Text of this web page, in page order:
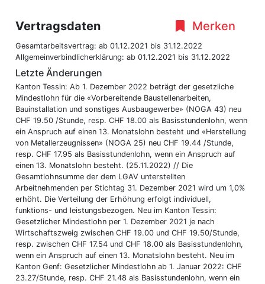
Merken
Vertragsdaten
Gesamtarbeitsvertrag: ab 01.12.2021 bis 31.12.2022
Allgemeinverbindlicherklärung: ab 01.12.2021 bis 31.12.2022
Letzte Änderungen
Kanton Tessin: Ab 1. Dezember 2022 beträgt der gesetzliche
Mindestlohn für die «Vorbereitende Baustellenarbeiten,
Bauinstallation und sonstiges Ausbaugewerbe» (NOGA 43) neu
CHF 19.50 /Stunde, resp. CHF 18.00 als Basisstundenlohn, wenn
ein Anspruch auf einen 13. Monatslohn besteht und «Herstellung
von Metallerzeugnissen» (NOGA 25) neu CHF 19.44 /Stunde,
resp. CHF 17.95 als Basisstundenlohn, wenn ein Anspruch auf
einen 13. Monatslohn besteht. (25.11.2022) // Die
Gesamtlohnsumme der dem LGAV unterstellten
Arbeitnehmenden per Stichtag 31. Dezember 2021 wird um 1,0%
erhöht. Die Verteilung der Erhöhung erfolgt individuell,
funktions- und leistungsbezogen. Neu im Kanton Tessin:
Gesetzlicher Mindestlohn per 1. Dezember 2021 je nach
Wirtschaftszweig zwischen CHF 19.00 und CHF 19.50/Stunde,
resp. zwischen CHF 17.54 und CHF 18.00 als Basisstundenlohn,
wenn ein Anspruch auf einen 13. Monatslohn besteht. Neu im
Kanton Genf: Gesetzlicher Mindestlohn ab 1. Januar 2022: CHF
23.27/Stunde, resp. CHF 21.48 als Basisstundenlohn, wenn ein